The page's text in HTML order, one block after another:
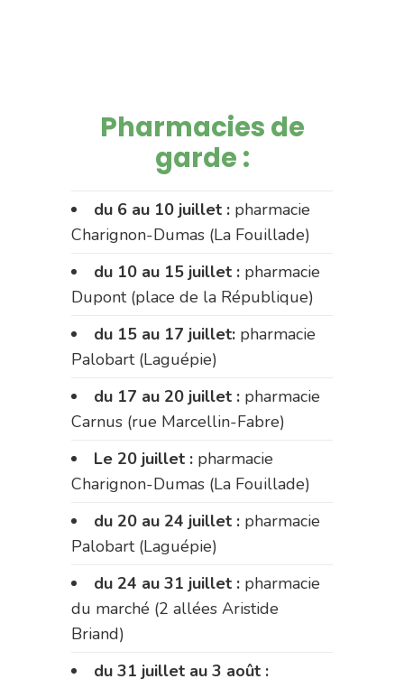
Pharmacies de
garde :
du 6 au 10 juillet : pharmacie
Charignon-Dumas (La Fouillade)
du 10 au 15 juillet : pharmacie
Dupont (place de la République)
du 15 au 17 juillet: pharmacie
Palobart (Laguépie)
du 17 au 20 juillet : pharmacie
Carnus (rue Marcellin-Fabre)
Le 20 juillet : pharmacie
Charignon-Dumas (La Fouillade)
du 20 au 24 juillet : pharmacie
Palobart (Laguépie)
du 24 au 31 juillet : pharmacie
du marché (2 allées Aristide
Briand)
du 31 juillet au 3 août :